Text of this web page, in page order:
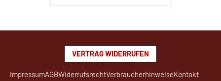
VERTRAG WIDERRUFEN
ImpressumAGBWiderrufsrechtVerbraucherhinweiseKontakt